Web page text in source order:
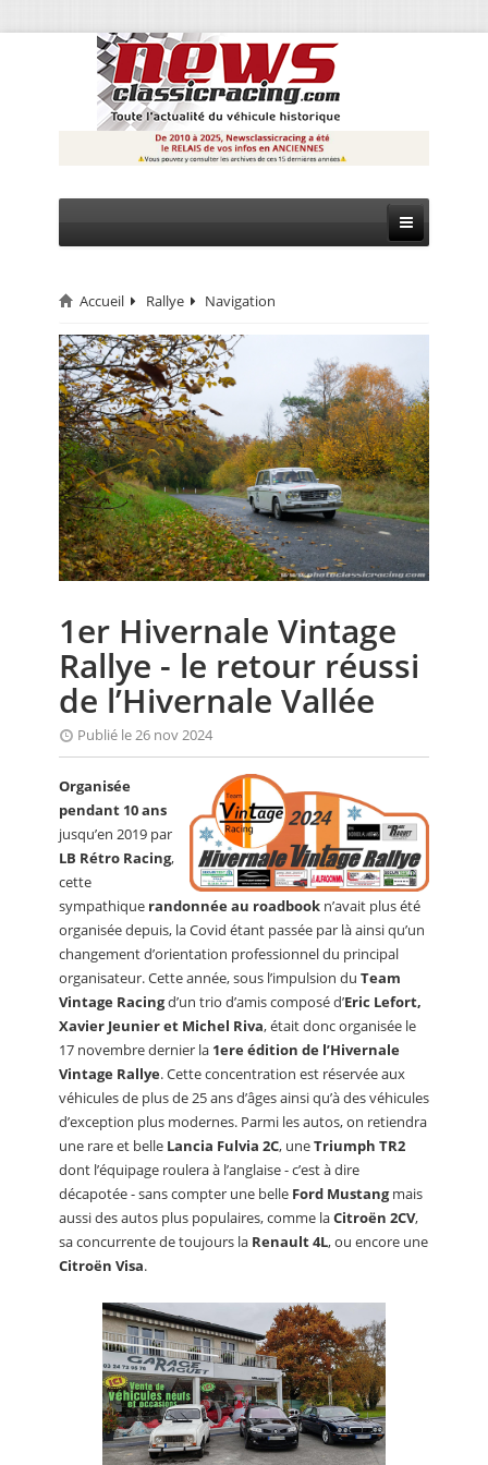
CIRCUIT
RALLYE
MONTAGNE
EVÈNEMENTS
CALENDRIER
FOCUS
ANNUAIRES
PETITES ANNONCES
Accueil Rallye Navigation
1er Hivernale Vintage
Rallye - le retour réussi
de l’Hivernale Vallée
Publié le 26 nov 2024
Organisée
pendant 10 ans
jusqu’en 2019 par
LB Rétro Racing,
cette
sympathique randonnée au roadbook n’avait plus été
organisée depuis, la Covid étant passée par là ainsi qu’un
changement d’orientation professionnel du principal
organisateur. Cette année, sous l’impulsion du Team
Vintage Racingd’un trio d’amis composé d’Eric Lefort,
Xavier Jeunier et Michel Riva, était donc organisée le
17 novembre dernier la 1ere édition de l’Hivernale
Vintage Rallye. Cette concentration est réservée aux
véhicules de plus de 25 ans d’âges ainsi qu’à des véhicules
d’exception plus modernes. Parmi les autos, on retiendra
une rare et belle Lancia Fulvia 2C, uneTriumph TR2
dont l’équipage roulera à l’anglaise - c’est à dire
décapotée - sans compter une belle Ford Mustangmais
aussi des autos plus populaires, comme laCitroën 2CV,
sa concurrente de toujours la Renault 4L, ou encore une
Citroën Visa.